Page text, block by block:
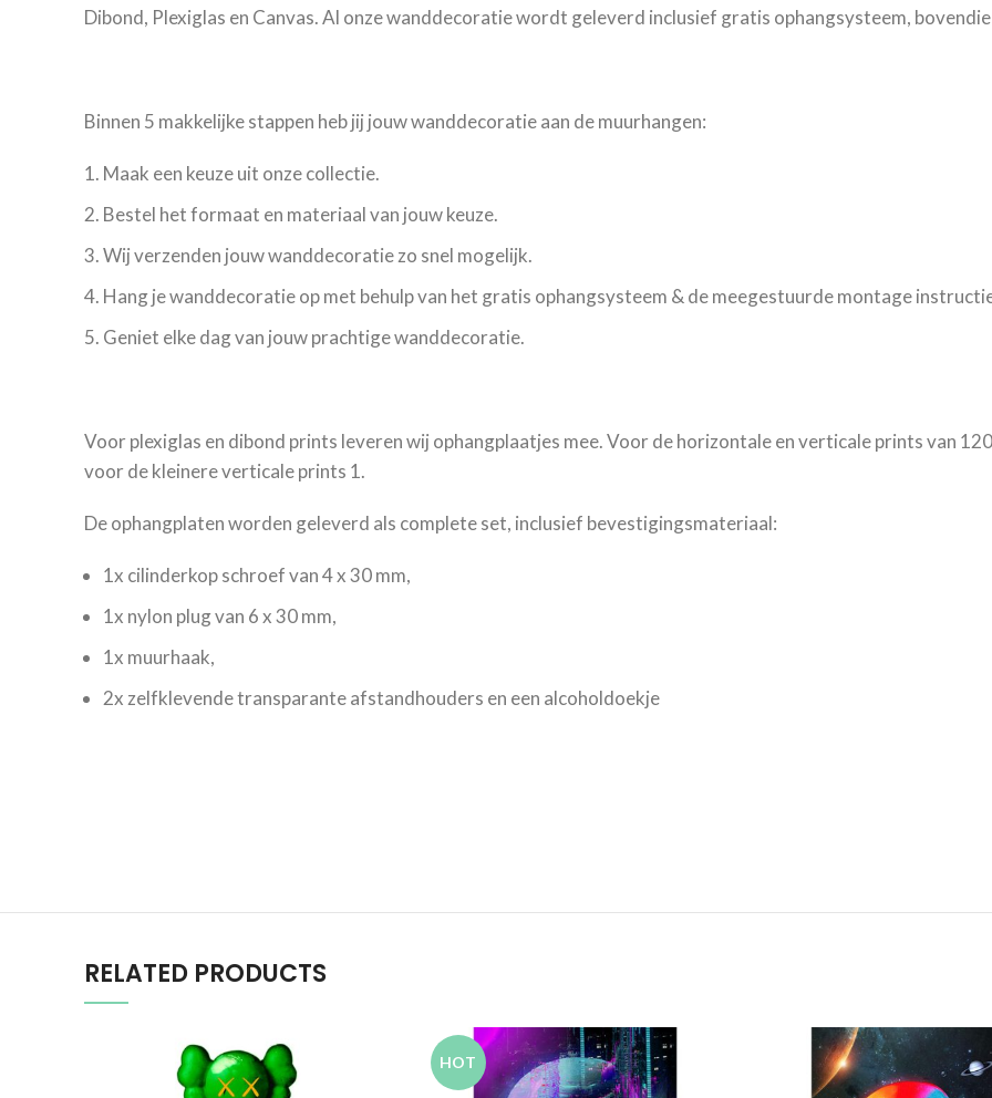
Dibond, Plexiglas en Canvas. Al onze wanddecoratie wordt geleverd inclusief gratis ophangsysteem,
Binnen 5 makkelijke stappen heb jij jouw wanddecoratie aan de muurhangen:
Maak een keuze uit onze collectie.
Bestel het formaat en materiaal van jouw keuze.
Wij verzenden jouw wanddecoratie zo snel mogelijk.
Hang je wanddecoratie op met behulp van het gratis ophangsysteem & de meegestuurde montage
Geniet elke dag van jouw prachtige wanddecoratie.
Voor plexiglas en dibond prints leveren wij ophangplaatjes mee. Voor de horizontale en verticale prints van
voor de kleinere verticale prints 1.
De ophangplaten worden geleverd als complete set, inclusief bevestigingsmateriaal:
1x cilinderkop schroef van 4 x 30 mm,
1x nylon plug van 6 x 30 mm,
1x muurhaak,
2x zelfklevende transparante afstandhouders en een alcoholdoekje
RELATED PRODUCTS
HOT